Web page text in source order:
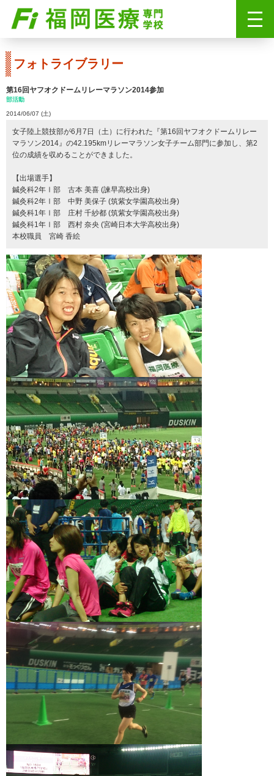
フォトライブラリー
第16回ヤフオクドームリレーマラソン2014参加
部活動
2014/06/07 (土)
女子陸上競技部が6月7日（土）に行われた『第16回ヤフオクドームリレー
マラソン2014』の42.195kmリレーマラソン女子チーム部門に参加し、第2
位の成績を収めることができました。
【出場選手】
鍼灸科2年Ⅰ部 古本 美喜 (諫早高校出身)
鍼灸科2年Ⅰ部 中野 美保子 (筑紫女学園高校出身)
鍼灸科1年Ⅰ部 庄村 千紗都 (筑紫女学園高校出身)
鍼灸科1年Ⅰ部 西村 奈央 (宮崎日本大学高校出身)
本校職員 宮崎 香絵